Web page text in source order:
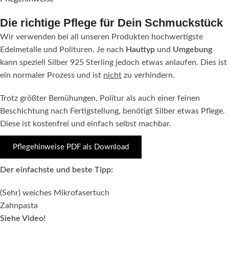
Die richtige Pflege für Dein Schmuckstück
Wir verwenden bei all unseren Produkten hochwertigste
Edelmetalle und Polituren. Je nach Hauttyp und Umgebung
kann speziell Silber 925 Sterling jedoch etwas anlaufen. Dies ist
ein normaler Prozess und ist nicht zu verhindern.
Trotz größter Bemühungen, Politur als auch einer feinen
Beschichtung nach Fertigstellung, benötigt Silber etwas Pflege.
Diese ist kostenfrei und einfach selbst machbar.
Pflegehinweise PDF als Download
Der einfachste und beste Tipp:
(Sehr) weiches Mikrofasertuch
Zahnpasta
Siehe Video!